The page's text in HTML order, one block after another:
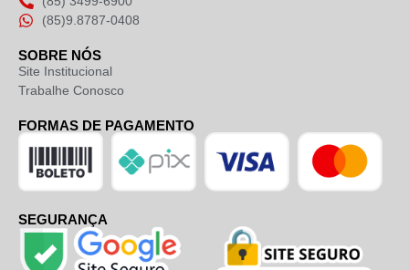
(85)9.8787-0408
SOBRE NÓS
Site Institucional
Trabalhe Conosco
FORMAS DE PAGAMENTO
SEGURANÇA